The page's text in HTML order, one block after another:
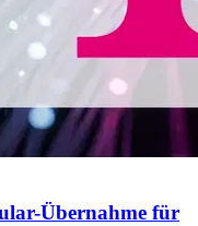
Übernahme für